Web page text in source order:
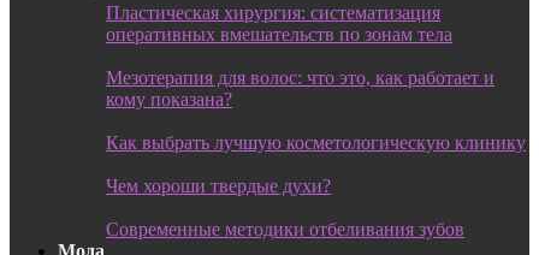
Пластическая хирургия: систематизация
оперативных вмешательств по зонам тела
Мезотерапия для волос: что это, как работает и
кому показана?
Как выбрать лучшую косметологическую клинику
Чем хороши твердые духи?
Современные методики отбеливания зубов
Мода